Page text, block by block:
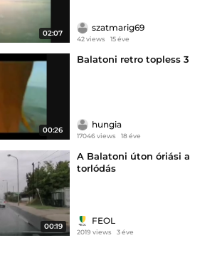
02:07
szatmarig69
42 views 15 éve
00:26
Balatoni retro topless 3
hungia
17046 views 18 éve
00:19
A Balatoni úton óriási a
torlódás
FEOL
2019 views 3 éve